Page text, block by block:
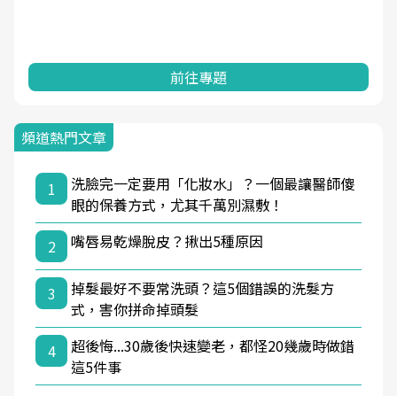
前往專題
頻道熱門文章
1
洗臉完一定要用「化妝水」？一個最讓醫師傻
眼的保養方式，尤其千萬別濕敷！
2
嘴唇易乾燥脫皮？揪出5種原因
3
掉髮最好不要常洗頭？這5個錯誤的洗髮方
式，害你拼命掉頭髮
4
超後悔...30歲後快速變老，都怪20幾歲時做錯
這5件事